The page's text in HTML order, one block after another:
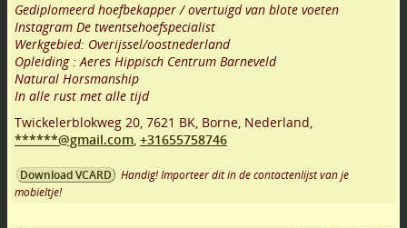
Gediplomeerd hoefbekapper / overtuigd van blote voeten
Instagram De twentsehoefspecialist
Werkgebied: Overijssel/oostnederland
Opleiding : Aeres Hippisch Centrum Barneveld
Natural Horsmanship
In alle rust met alle tijd
Twickelerblokweg 20, 7621 BK, Borne, Nederland,
******@gmail.com, +31655758746
Download VCARD
Handig! Importeer dit in de contactenlijst van je
mobieltje!